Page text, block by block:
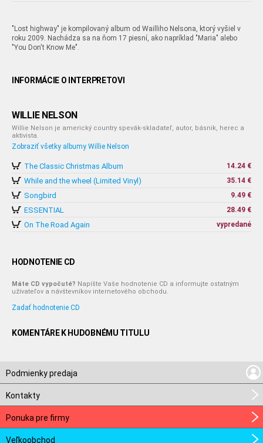
"Lost highway" je kompilovaný album od Wailliho Nelsona, ktorý vyšiel v
roku 2009. Nachádza sa na ňom 17 piesní, ako napríklad "Maria" alebo
"You Don't Know Me".
INFORMÁCIE O INTERPRETOVI
WILLIE NELSON
Willie Nelson je americký country spevák-skladateľ, autor, básnik, herec a
aktivista.
Zobraziť všetky albumy Willie Nelson
The Classic Christmas Album 14.24 €
While and the wheel (Limited Vinyl) 35.14 €
Songbird 9.49 €
ESSENTIAL 28.49 €
On The Road Again vypredané
HODNOTENIE CD
Máte CD vypočuté? Napíšte Vaše hodnotenie CD a informujte ostatným
užívateľov a návštevníkov internetového obchodu.
Zadať hodnotenie CD
KOMENTÁRE K HUDOBNÉMU TITULU
Podmienky predaja
Kontakty
Ponuka pre firmy
Veľkoobchod